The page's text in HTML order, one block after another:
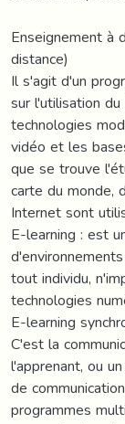
Enseignement à
distance)
Il s'agit d'un
sur l'utilisation
technologies
vidéo et les
que se trouve
carte du monde,
Internet sont
E-learning : est
tout individu,
technologies
E-learning
C'est la
l'apprenant, ou
de
programmes